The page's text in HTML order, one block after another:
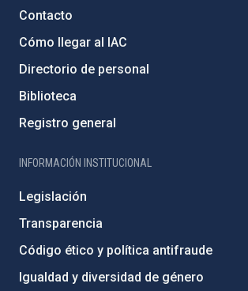
Contacto
Cómo llegar al IAC
Directorio de personal
Biblioteca
Registro general
INFORMACIÓN INSTITUCIONAL
Legislación
Transparencia
Código ético y política antifraude
Igualdad y diversidad de género